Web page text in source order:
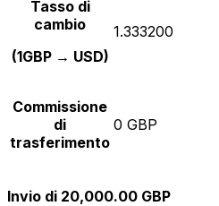
Tasso di
cambio
(1GBP → USD)
1.333200
Commissione
di
trasferimento
0 GBP
Invio di 20,000.00 GBP